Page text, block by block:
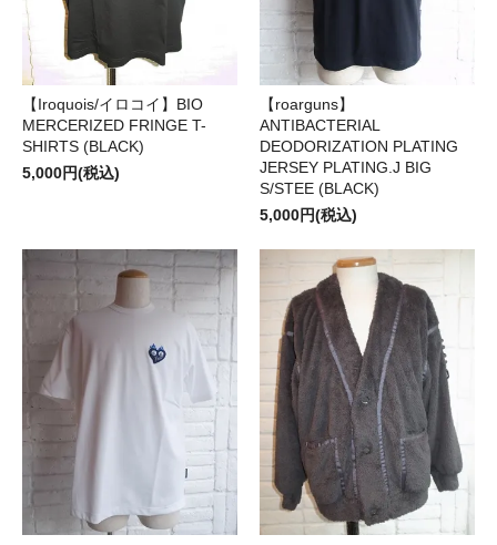
【Iroquois/イロコイ】BIO
MERCERIZED FRINGE T-
SHIRTS (BLACK)
5,000円(税込)
【roarguns】
ANTIBACTERIAL
DEODORIZATION PLATING
JERSEY PLATING.J BIG
S/STEE (BLACK)
5,000円(税込)